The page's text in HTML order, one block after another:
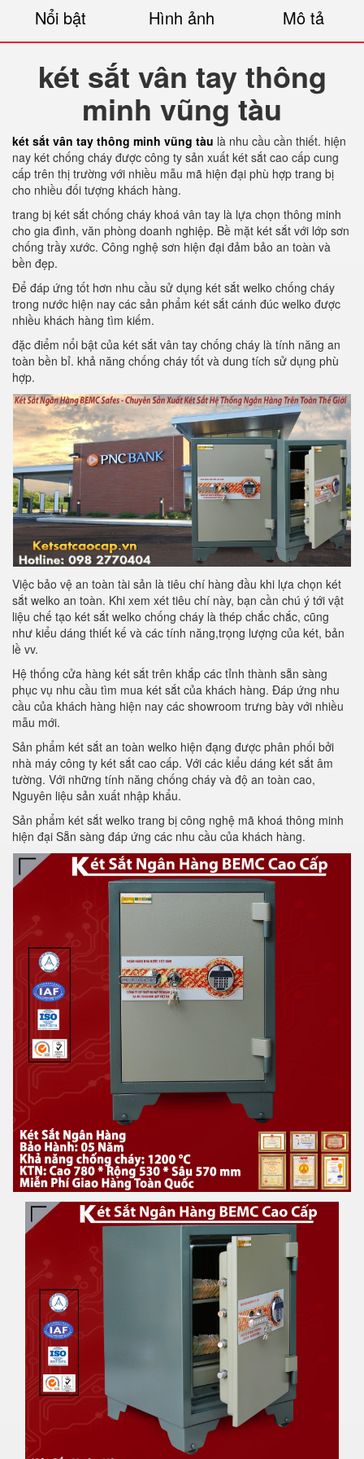
Nổi bật Hình ảnh Mô tả
két sắt vân tay thông
minh vũng tàu
két sắt vân tay thông minh vũng tàu là nhu cầu cần thiết. hiện
nay két chống cháy được công ty sản xuất két sắt cao cấp cung
cấp trên thị trường với nhiều mẫu mã hiện đại phù hợp trang bị
cho nhiều đối tượng khách hàng.
trang bị két sắt chống cháy khoá vân tay là lựa chọn thông minh
cho gia đình, văn phòng doanh nghiệp. Bề mặt két sắt với lớp sơn
chống trầy xước. Công nghệ sơn hiện đại đảm bảo an toàn và
bền đẹp.
Để đáp ứng tốt hơn nhu cầu sử dụng két sắt welko chống cháy
trong nước hiện nay các sản phẩm két sắt cánh đúc welko được
nhiều khách hàng tìm kiếm.
đặc điểm nổi bật của két sắt vân tay chống cháy là tính năng an
toàn bền bỉ. khả năng chống cháy tốt và dung tích sử dụng phù
hợp.
Việc bảo vệ an toàn tài sản là tiêu chí hàng đầu khi lựa chọn két
sắt welko an toàn. Khi xem xét tiêu chí này, bạn cần chú ý tới vật
liệu chế tạo két sắt welko chống cháy là thép chắc chắc, cũng
như kiểu dáng thiết kế và các tính năng,trọng lượng của két, bản
lề vv.
Hệ thống cửa hàng két sắt trên khắp các tỉnh thành sẵn sàng
phục vụ nhu cầu tìm mua két sắt của khách hàng. Đáp ứng nhu
cầu của khách hàng hiện nay các showroom trưng bày với nhiều
mẫu mới.
Sản phẩm két sắt an toàn welko hiện đạng được phân phối bởi
nhà máy công ty két sắt cao cấp. Với các kiểu dáng két sắt âm
tường. Với những tính năng chống cháy và độ an toàn cao,
Nguyên liệu sản xuất nhập khẩu.
Sản phẩm két sắt welko trang bị công nghệ mã khoá thông minh
hiện đại Sẵn sàng đáp ứng các nhu cầu của khách hàng.